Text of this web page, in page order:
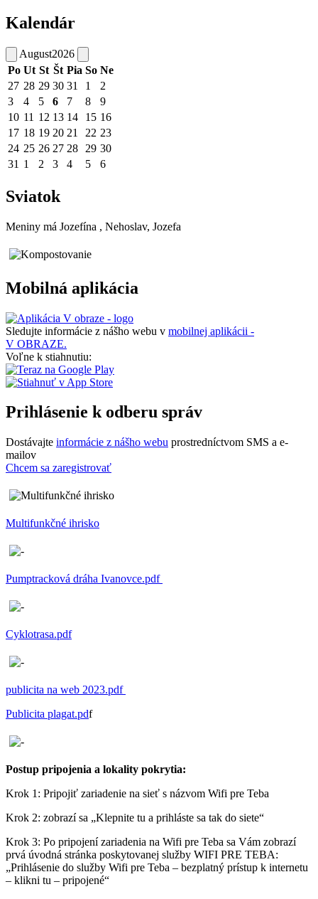
Kalendár
August2026
Po Ut St Št Pia So Ne
27 28 29 30 31 1
2
3
4 5 6 7 8
9
10 11 12 13 14 15 16
17 18 19 20 21 22 23
24 25 26 27 28 29 30
31 1 2 3 4 5 6
Sviatok
Meniny má Jozefína , Nehoslav, Jozefa
Mobilná aplikácia
Sledujte informácie z nášho webu v mobilnej aplikácii -
V OBRAZE.
Voľne k stiahnutiu:
Prihlásenie k odberu správ
Dostávajte informácie z nášho webu prostredníctvom SMS a e-
mailov
Chcem sa zaregistrovať
Multifunkčné ihrisko
Pumptracková dráha Ivanovce.pdf
Cyklotrasa.pdf
publicita na web 2023.pdf
Publicita plagat.pdf
Postup pripojenia a lokality pokrytia:
Krok 1: Pripojiť zariadenie na sieť s názvom Wifi pre Teba
Krok 2: zobrazí sa „Klepnite tu a prihláste sa tak do siete“
Krok 3: Po pripojení zariadenia na Wifi pre Teba sa Vám zobrazí
prvá úvodná stránka poskytovanej služby WIFI PRE TEBA:
„Prihlásenie do služby Wifi pre Teba – bezplatný prístup k internetu
– klikni tu – pripojené“